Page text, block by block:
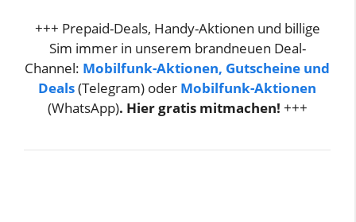
+++ Prepaid-Deals, Handy-Aktionen und billige
Sim immer in unserem brandneuen Deal-
Channel: Mobilfunk-Aktionen, Gutscheine und
Deals(Telegram) oder Mobilfunk-Aktionen
(WhatsApp). Hier gratis mitmachen! +++